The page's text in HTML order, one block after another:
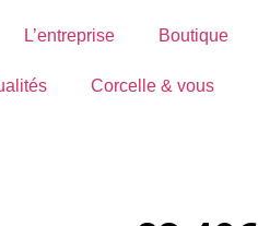
L’entreprise Boutique
Corcelle & vous